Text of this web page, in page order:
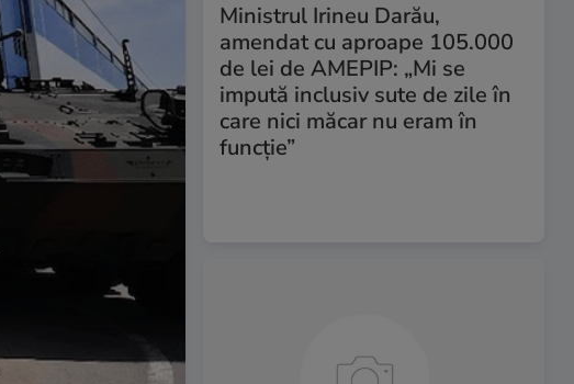
Ministrul Irineu Darău,
amendat cu aproape 105.000
de lei de AMEPIP: „Mi se
impută inclusiv sute de zile în
care nici măcar nu eram în
funcție”